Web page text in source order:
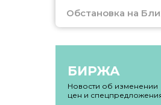
Обстановка на
БИРЖА
Новости об изменении
цен и